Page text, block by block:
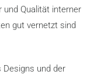
und Qualität interner
gut vernetzt sind
Designs und der